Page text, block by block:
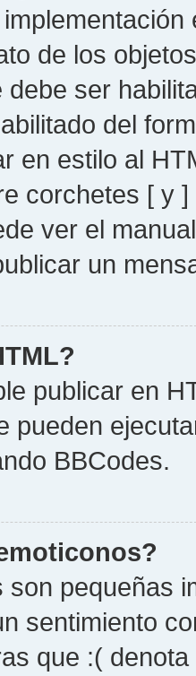
de los
debe ser
del
en estilo al
corchetes [ y
ver el
un
publicar en
pueden
BBCodes.
son pequeñas
sentimiento
que :(